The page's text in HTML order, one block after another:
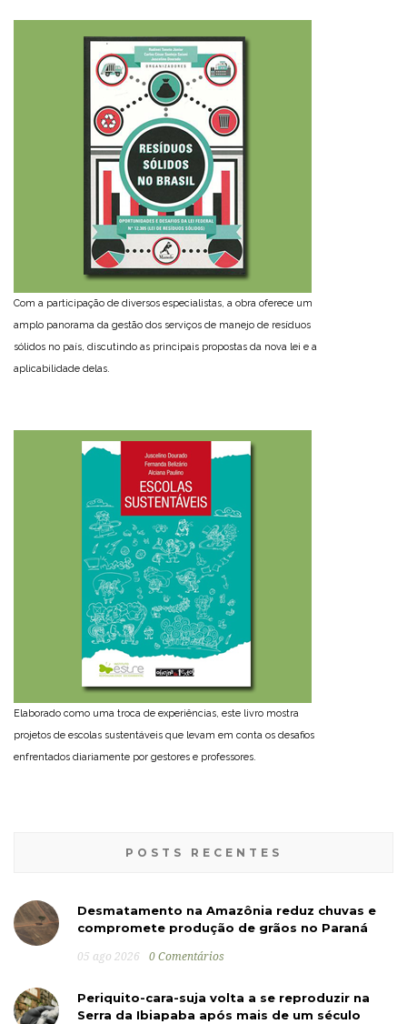
Com a participação de diversos especialistas, a obra oferece um
amplo panorama da gestão dos serviços de manejo de resíduos
sólidos no país, discutindo as principais propostas da nova lei e a
aplicabilidade delas.
Elaborado como uma troca de experiências, este livro mostra
projetos de escolas sustentáveis que levam em conta os desafios
enfrentados diariamente por gestores e professores.
POSTS RECENTES
Desmatamento na Amazônia reduz chuvas e
compromete produção de grãos no Paraná
05 ago 2026 0 Comentários
Periquito-cara-suja volta a se reproduzir na
Serra da Ibiapaba após mais de um século